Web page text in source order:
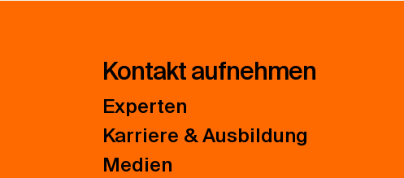
Kontakt aufnehmen
Experten
Karriere & Ausbildung
Medien